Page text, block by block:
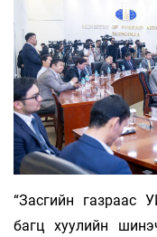
“Засгийн газраас
багц хуулийн